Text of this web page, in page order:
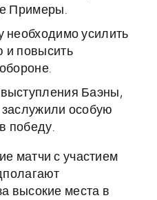
Примеры.
необходимо усилить
повысить
Баэны,
особую
победу.
матчи с участием
высокие места в